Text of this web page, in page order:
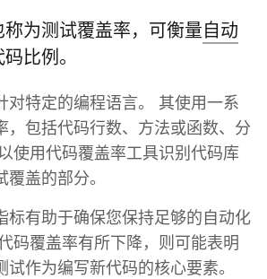
为测试覆盖率，可衡量自动
比例。
对特定的编程语言。 其使用一系
，包括代码行数、方法或函数、分
使用代码覆盖率工具识别代码库
盖的部分。
标有助于确保您保持足够的自动化
码覆盖率有所下降，则可能表明
作为编写新代码的核心要素。